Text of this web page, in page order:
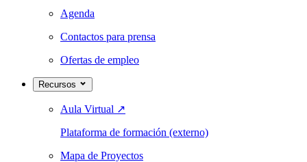
Agenda
Contactos para prensa
Ofertas de empleo
Recursos
Aula Virtual ↗
Plataforma de formación (externo)
Mapa de Proyectos